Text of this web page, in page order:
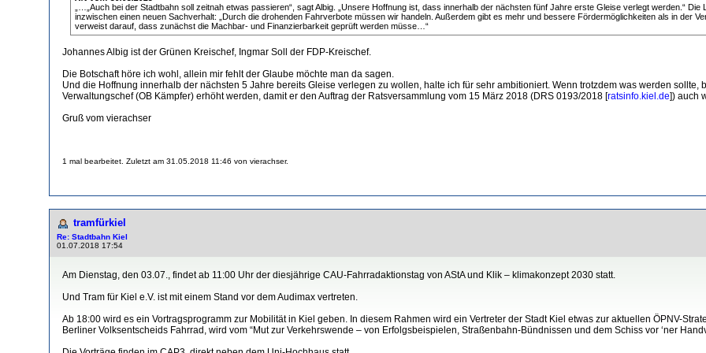
„…„Auch bei der Stadtbahn soll zeitnah etwas passieren“, sagt Albig. „Unsere Hoffnung ist, dass innerhalb der nächsten fünf Jahre erste Gleise verlegt werden.“
inzwischen einen neuen Sachverhalt: „Durch die drohenden Fahrverbote müssen wir handeln. Außerdem gibt es mehr und bessere Fördermöglichkeiten als in der
verweist darauf, dass zunächst die Machbar- und Finanzierbarkeit geprüft werden müsse…“
Johannes Albig ist der Grünen Kreischef, Ingmar Soll der FDP-Kreischef.
Die Botschaft höre ich wohl, allein mir fehlt der Glaube möchte man da sagen.
Und die Hoffnung innerhalb der nächsten 5 Jahre bereits Gleise verlegen zu wollen, halte ich für sehr ambitioniert. Wenn trotzdem was werden
Verwaltungschef (OB Kämpfer) erhöht werden, damit er den Auftrag der Ratsversammlung vom 15 März 2018 (DRS 0193/2018 [ratsinfo.kiel.de]) auch
Gruß vom vierachser
1 mal bearbeitet. Zuletzt am 31.05.2018 11:46 von vierachser.
tramfürkiel
Re: Stadtbahn Kiel
01.07.2018 17:54
Am Dienstag, den 03.07., findet ab 11:00 Uhr der diesjährige CAU-Fahrradaktionstag von AStA und Klik – klimakonzept 2030 statt.
Und Tram für Kiel e.V. ist mit einem Stand vor dem Audimax vertreten.
Ab 18:00 wird es ein Vortragsprogramm zur Mobilität in Kiel geben. In diesem Rahmen wird ein Vertreter der Stadt Kiel etwas zur aktuellen ÖPNV-
Berliner Volksentscheids Fahrrad, wird vom “Mut zur Verkehrswende – von Erfolgsbeispielen, Straßenbahn-Bündnissen und dem Schiss vor ‘ner